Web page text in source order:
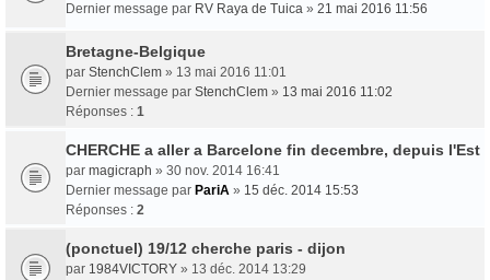
Dernier message par RV Raya de Tuica » 21 mai 2016 11:56
Bretagne-Belgique
par StenchClem » 13 mai 2016 11:01
Dernier message par StenchClem » 13 mai 2016 11:02
Réponses : 1
CHERCHE a aller a Barcelone fin decembre, depuis l'Est
par magicraph » 30 nov. 2014 16:41
Dernier message par PariA » 15 déc. 2014 15:53
Réponses : 2
(ponctuel) 19/12 cherche paris - dijon
par 1984VICTORY » 13 déc. 2014 13:29